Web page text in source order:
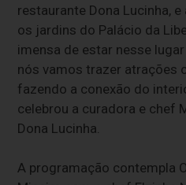
restaurante Dona Lucinha,
os jardins do Palácio da
imensa de estar nesse
nós vamos trazer atrações
fazendo a conexão do
celebrou a curadora e chef
Dona Lucinha.
A programação contempla